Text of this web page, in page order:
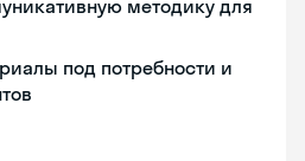
методику для
под потребности и